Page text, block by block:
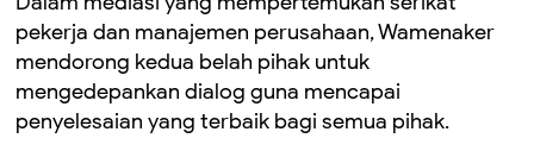
pekerja dan manajemen perusahaan, Wamenaker
mendorong kedua belah pihak untuk
mengedepankan dialog guna mencapai
penyelesaian yang terbaik bagi semua pihak.